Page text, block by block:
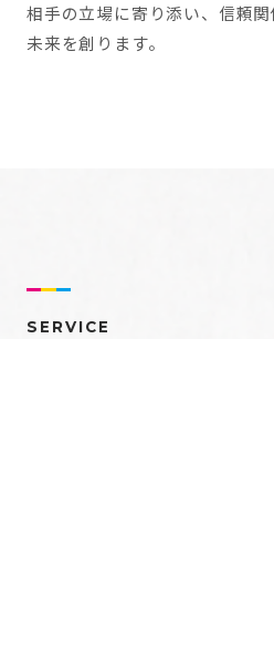
相手の立場に寄り添い、信頼
未来を創ります。
SERVICE